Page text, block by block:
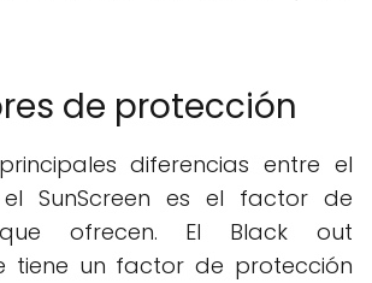
de protección
diferencias entre el
SunScreen es el factor de
ofrecen. El Black out
tiene un factor de protección